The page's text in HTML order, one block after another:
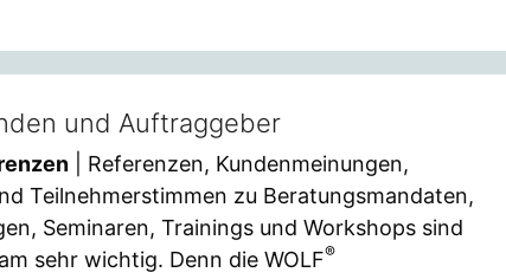
und Auftraggeber
| Referenzen, Kundenmeinungen,
Teilnehmerstimmen zu Beratungsmandaten,
Seminaren, Trainings und Workshops sind
sehr wichtig. Denn die WOLF®